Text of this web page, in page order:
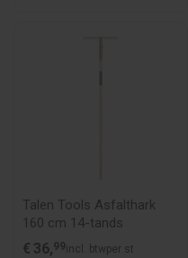
Talen Tools Asfalthark
160 cm 14-tands
€ 36,99incl. btwper st